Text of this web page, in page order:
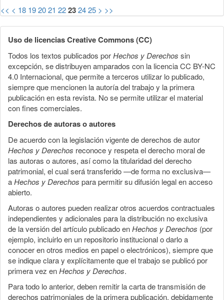
<< < 18 192021 22232425 > >>
Uso de licencias Creative Commons (CC)
Todos los textos publicados porHechos y Derechos sin
excepción, se distribuyen amparados con la licencia CC BY-NC
4.0 Internacional, que permite a terceros utilizar lo publicado,
siempre que mencionen la autoría del trabajo y la primera
publicación en esta revista. No se permite utilizar el material
con fines comerciales.
Derechos de autoras o autores
De acuerdo con la legislación vigente de derechos de autor
Hechos y Derechos reconoce y respeta el derecho moral de
las autoras o autores, así como la titularidad del derecho
patrimonial, el cual será transferido —de forma no exclusiva—
aHechos y Derechos para permitir su difusión legal en acceso
abierto.
Autoras o autores pueden realizar otros acuerdos contractuales
independientes y adicionales para la distribución no exclusiva
de la versión del artículo publicado enHechos y Derechos (por
ejemplo, incluirlo en un repositorio institucional o darlo a
conocer en otros medios en papel o electrónicos), siempre que
se indique clara y explícitamente que el trabajo se publicó por
primera vez enHechos y Derechos.
Para todo lo anterior, deben remitir la carta de transmisión de
derechos patrimoniales de la primera publicación, debidamente